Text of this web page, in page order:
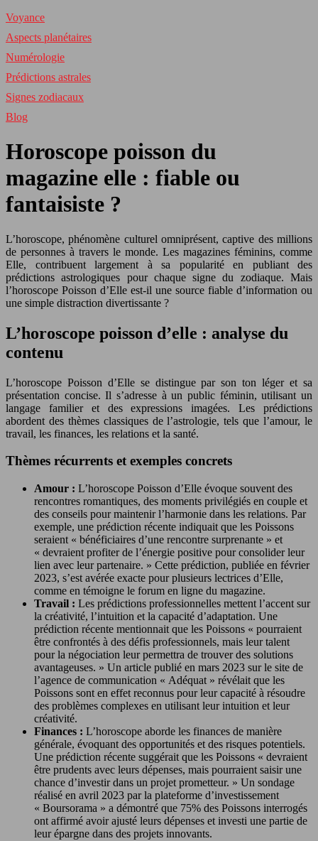
Voyance
Aspects planétaires
Numérologie
Prédictions astrales
Signes zodiacaux
Blog
Horoscope poisson du
magazine elle : fiable ou
fantaisiste ?
L’horoscope, phénomène culturel omniprésent, captive des millions
de personnes à travers le monde. Les magazines féminins, comme
Elle, contribuent largement à sa popularité en publiant des
prédictions astrologiques pour chaque signe du zodiaque. Mais
l’horoscope Poisson d’Elle est-il une source fiable d’information ou
une simple distraction divertissante ?
L’horoscope poisson d’elle : analyse du
contenu
L’horoscope Poisson d’Elle se distingue par son ton léger et sa
présentation concise. Il s’adresse à un public féminin, utilisant un
langage familier et des expressions imagées. Les prédictions
abordent des thèmes classiques de l’astrologie, tels que l’amour, le
travail, les finances, les relations et la santé.
Thèmes récurrents et exemples concrets
Amour : L’horoscope Poisson d’Elle évoque souvent des
rencontres romantiques, des moments privilégiés en couple et
des conseils pour maintenir l’harmonie dans les relations. Par
exemple, une prédiction récente indiquait que les Poissons
seraient « bénéficiaires d’une rencontre surprenante » et
« devraient profiter de l’énergie positive pour consolider leur
lien avec leur partenaire. » Cette prédiction, publiée en février
2023, s’est avérée exacte pour plusieurs lectrices d’Elle,
comme en témoigne le forum en ligne du magazine.
Travail : Les prédictions professionnelles mettent l’accent sur
la créativité, l’intuition et la capacité d’adaptation. Une
prédiction récente mentionnait que les Poissons « pourraient
être confrontés à des défis professionnels, mais leur talent
pour la négociation leur permettra de trouver des solutions
avantageuses. » Un article publié en mars 2023 sur le site de
l’agence de communication « Adéquat » révélait que les
Poissons sont en effet reconnus pour leur capacité à résoudre
des problèmes complexes en utilisant leur intuition et leur
créativité.
Finances : L’horoscope aborde les finances de manière
générale, évoquant des opportunités et des risques potentiels.
Une prédiction récente suggérait que les Poissons « devraient
être prudents avec leurs dépenses, mais pourraient saisir une
chance d’investir dans un projet prometteur. » Un sondage
réalisé en avril 2023 par la plateforme d’investissement
« Boursorama » a démontré que 75% des Poissons interrogés
ont affirmé avoir ajusté leurs dépenses et investi une partie de
leur épargne dans des projets innovants.